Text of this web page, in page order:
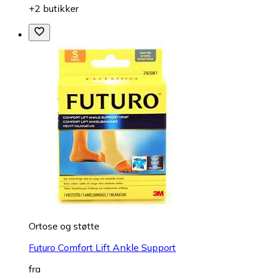
+2 butikker
Ortose og støtte
Futuro Comfort Lift Ankle Support
fra